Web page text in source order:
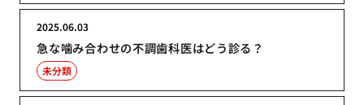
急な噛み合わせの不調歯科医はどう診る？
2025.06.03
未分類